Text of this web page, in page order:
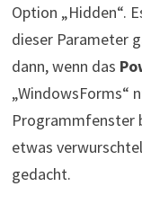
Option „Hidden“.
dieser Parameter
dann, wenn das
„WindowsForms“
Programmfenster
etwas
gedacht.